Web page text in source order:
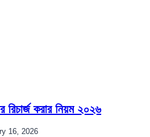
রিচার্জ করার নিয়ম ২০২৬
16, 2026